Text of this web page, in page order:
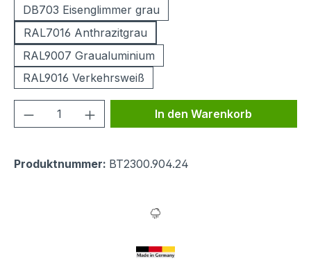
DB703 Eisenglimmer grau
RAL7016 Anthrazitgrau
RAL9007 Graualuminium
RAL9016 Verkehrsweiß
Produkt Anzahl: Gib denIn den Warenkorb
Produktnummer: BT2300.904.24